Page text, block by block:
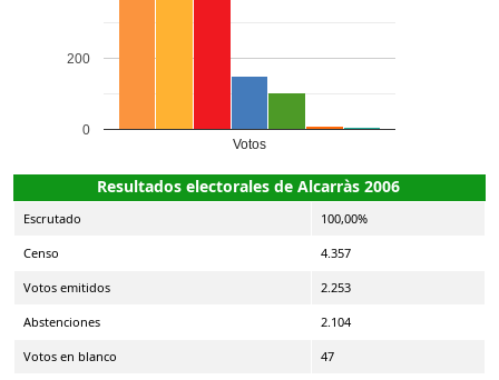
Votos
0
200
Resultados electorales de Alcarràs 2006
Escrutado 100,00%
Censo 4.357
Votos emitidos 2.253
Abstenciones 2.104
Votos en blanco 47